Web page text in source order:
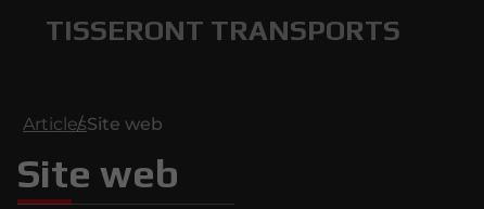
TISSERONT TRANSPORTS
ArticlesSite web
Site web